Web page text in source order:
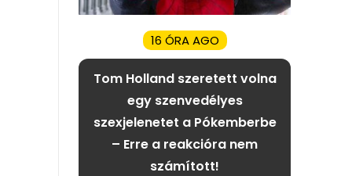
16 ÓRA AGO
Tom Holland szeretett volna
egy szenvedélyes
szexjelenetet a Pókemberbe
– Erre a reakcióra nem
számított!